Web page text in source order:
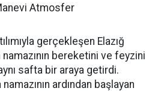
Atmosfer
gerçekleşen Elazığ
bereketini ve feyzini
safta bir araya getirdi.
ardından başlayan